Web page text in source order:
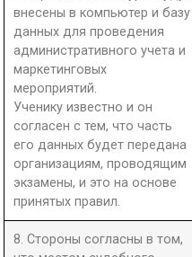
внесены в компьютер и базу
данных для проведения
административного учета и
маркетинговых
мероприятий.
Ученику известно и он
согласен с тем, что часть
его данных будет передана
организациям, проводящим
экзамены, и это на основе
принятых правил.
8. Стороны согласны в том,